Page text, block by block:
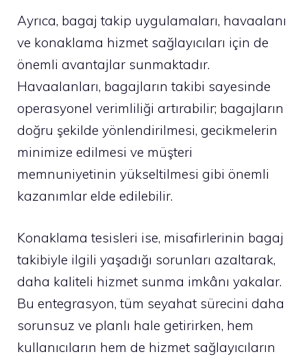
Ayrıca, bagaj takip uygulamaları, havaalanı
ve konaklama hizmet sağlayıcıları için de
önemli avantajlar sunmaktadır.
Havaalanları, bagajların takibi sayesinde
operasyonel verimliliği artırabilir; bagajların
doğru şekilde yönlendirilmesi, gecikmelerin
minimize edilmesi ve müşteri
memnuniyetinin yükseltilmesi gibi önemli
kazanımlar elde edilebilir.
Konaklama tesisleri ise, misafirlerinin bagaj
takibiyle ilgili yaşadığı sorunları azaltarak,
daha kaliteli hizmet sunma imkânı yakalar.
Bu entegrasyon, tüm seyahat sürecini daha
sorunsuz ve planlı hale getirirken, hem
kullanıcıların hem de hizmet sağlayıcıların